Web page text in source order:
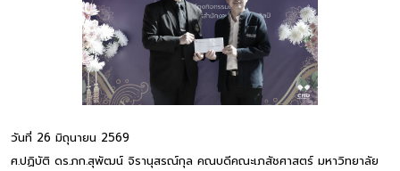
วันที่ 26 มิถุนายน 2569
ศ.ปฏิบัติ ดร.ภก.สุพัฒน์ จิรานุสรณ์กุล คณบดีคณะเภสัชศาสตร์ มหาวิทยาลัย